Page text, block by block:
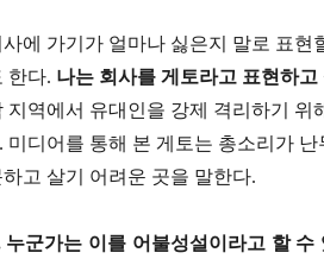
사에 가기가 얼마나 싫은지 말로 표현
한다. 나는 회사를 게토라고 표현하고
지역에서 유대인을 강제 격리하기 위
. 미디어를 통해 본 게토는 총소리가
고 살기 어려운 곳을 말한다.
누군가는 이를 어불성설이라고 할 수